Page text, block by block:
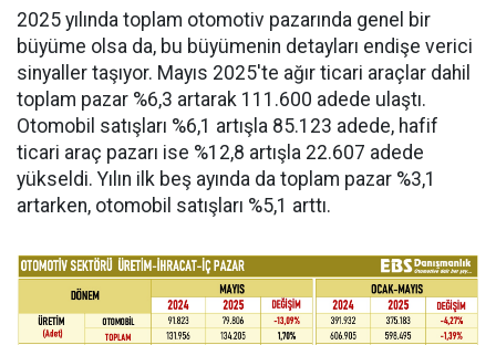
2025 yılında toplam otomotiv pazarında genel bir
büyüme olsa da, bu büyümenin detayları endişe verici
sinyaller taşıyor. Mayıs 2025'te ağır ticari araçlar dahil
toplam pazar %6,3 artarak 111.600 adede ulaştı.
Otomobil satışları %6,1 artışla 85.123 adede, hafif
ticari araç pazarı ise %12,8 artışla 22.607 adede
yükseldi. Yılın ilk beş ayında da toplam pazar %3,1
artarken, otomobil satışları %5,1 arttı.